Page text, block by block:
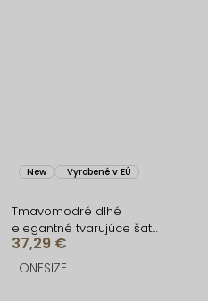
New Vyrobené v EÚ
Tmavomodré dlhé
elegantné tvarujúce šaty
DOROTA
37,29 €
ONESIZE